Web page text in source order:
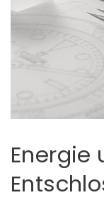
Energie